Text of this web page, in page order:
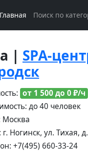
Главная Поиск по
| SPA-
от 1 500 до 0 ₽/ч
до 40 человек
Москва
г. Ногинск, ул. Тихая,
+7(495) 660-33-24